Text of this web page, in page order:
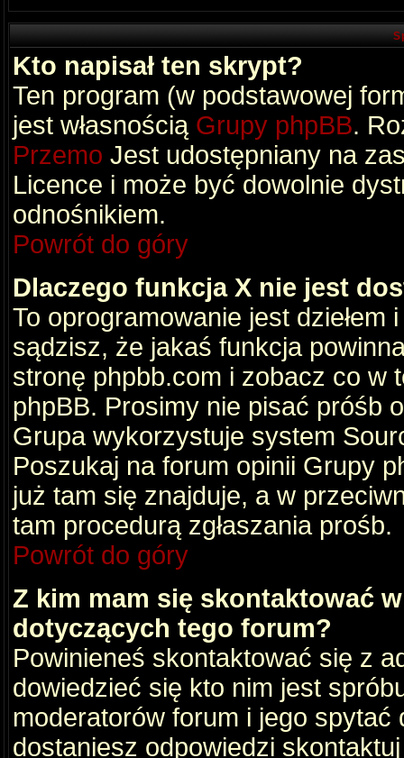
Kto napisał ten skrypt?
Ten program (w podstawowej
jest własnością Grupy phpBB.
Przemo Jest udostępniany na
Licence i może być dowolnie
odnośnikiem.
Powrót do góry
Dlaczego funkcja X nie jest
To oprogramowanie jest dziełem
sądzisz, że jakaś funkcja
stronę phpbb.com i zobacz co w
phpBB. Prosimy nie pisać próśb
Grupa wykorzystuje system
Poszukaj na forum opinii Grupy
już tam się znajduje, a w
tam procedurą zgłaszania prośb.
Powrót do góry
Z kim mam się skontaktować
dotyczących tego forum?
Powinieneś skontaktować się z
dowiedzieć się kto nim jest
moderatorów forum i jego
dostaniesz odpowiedzi